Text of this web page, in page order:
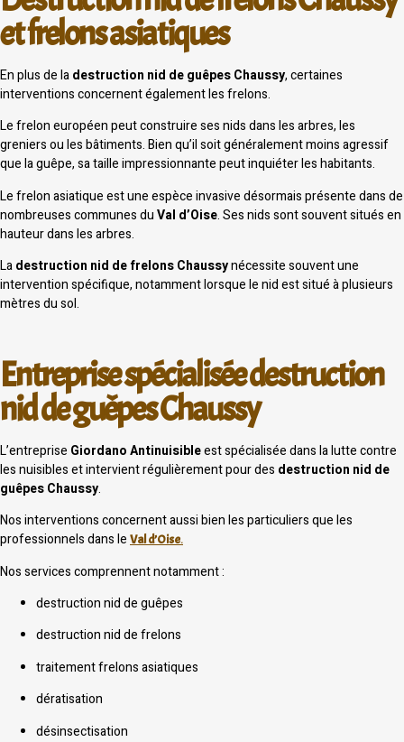
et frelons asiatiques
En plus de ladestruction nid de guêpes Chaussy, certaines
interventions concernent également les frelons.
Le frelon européen peut construire ses nids dans les arbres, les
greniers ou les bâtiments. Bien qu’il soit généralement moins agressif
que la guêpe, sa taille impressionnante peut inquiéter les habitants.
Le frelon asiatique est une espèce invasive désormais présente dans de
nombreuses communes duVal d’Oise. Ses nids sont souvent situés en
hauteur dans les arbres.
Ladestruction nid de frelons Chaussynécessite souvent une
intervention spécifique, notamment lorsque le nid est situé à plusieurs
mètres du sol.
Entreprise spécialisée destruction
nid de guêpes Chaussy
L’entreprise Giordano Antinuisibleest spécialisée dans la lutte contre
les nuisibles et intervient régulièrement pour des destruction nid de
guêpes Chaussy.
Nos interventions concernent aussi bien les particuliers que les
professionnels dans le Val d’Oise.
Nos services comprennent notamment :
destruction nid de guêpes
destruction nid de frelons
traitement frelons asiatiques
dératisation
désinsectisation